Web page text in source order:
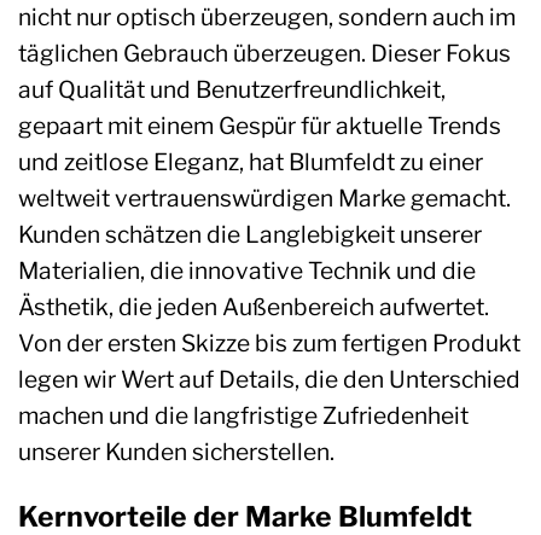
nicht nur optisch überzeugen, sondern auch im
täglichen Gebrauch überzeugen. Dieser Fokus
auf Qualität und Benutzerfreundlichkeit,
gepaart mit einem Gespür für aktuelle Trends
und zeitlose Eleganz, hat Blumfeldt zu einer
weltweit vertrauenswürdigen Marke gemacht.
Kunden schätzen die Langlebigkeit unserer
Materialien, die innovative Technik und die
Ästhetik, die jeden Außenbereich aufwertet.
Von der ersten Skizze bis zum fertigen Produkt
legen wir Wert auf Details, die den Unterschied
machen und die langfristige Zufriedenheit
unserer Kunden sicherstellen.
Kernvorteile der Marke Blumfeldt